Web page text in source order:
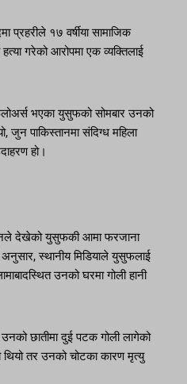
प्रहरीले १७ वर्षीया सामाजिक
गरेको आरोपमा एक व्यक्तिलाई
भएका युसुफको सोमबार उनको
जुन पाकिस्तानमा संदिग्ध महिला
हो।
देखेको युसुफकी आमा फरजाना
अनुसार, स्थानीय मिडियाले युसुफलाई
उनको घरमा गोली हानी
छातीमा दुई पटक गोली लागेको
तर उनको चोटका कारण मृत्यु